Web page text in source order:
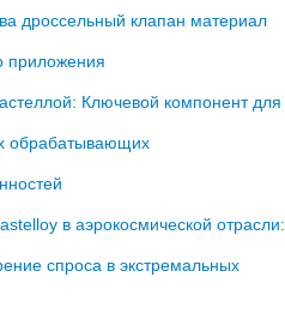
дроссельный клапан материал
приложения
Ключевой компонент для
обрабатывающих
в аэрокосмической отрасли:
спроса в экстремальных